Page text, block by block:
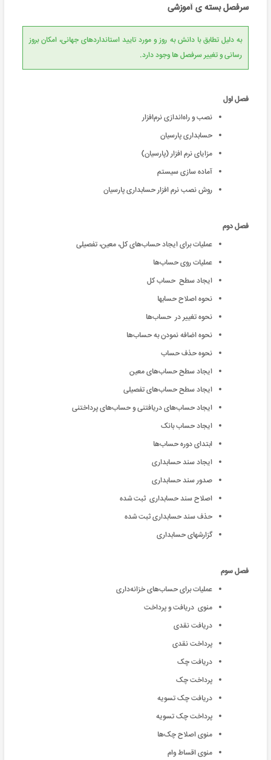
سرفصل بسته ی آموزشی
به دلیل تطابق با دانش به روز و مورد تایید استانداردهای جهانی، امکان بروز
رسانی و تغییر سرفصل ها وجود دارد.
فصل اول
نصب و راه‌اندازی نرم‌افزار
حسابداری‌ پارسیان
مزایای نرم افزار (پارسیان)
آماده سازی سیستم
روش نصب نرم افزار حسابداری پارسیان
فصل دوم
عملیات برای ایجاد حساب‌های کل، معین، تفصیلی
عملیات روی حساب‌ها
ایجاد سطح حساب کل
نحوه اصلاح حسابها
نحوه تغییر در حساب‌ها
نحوه اضافه نمودن به حساب‌ها
نحوه حذف حساب
ایجاد سطح حساب‌های معین
ایجاد سطح حساب‌های تفصیلی
ایجاد حساب‌های دریافتنی و حساب‌های پرداختنی
ایجاد حساب بانک
ابتدای دوره حساب‌ها
ایجاد سند حسابداری
صدور سند حسابداری
اصلاح سند حسابداری ثبت شده
حذف سند حسابداری ثبت شده
گزارشهای حسابداری
فصل سوم
عملیات برای حساب‌های خزانه‌داری
منوی دریافت و پرداخت
دریافت نقدی
پرداخت نقدی
دریافت چک
پرداخت چک
دریافت چک تسویه
پرداخت چک تسویه
منوی اصلاح ‌چک‌ها
منوی اقساط وام